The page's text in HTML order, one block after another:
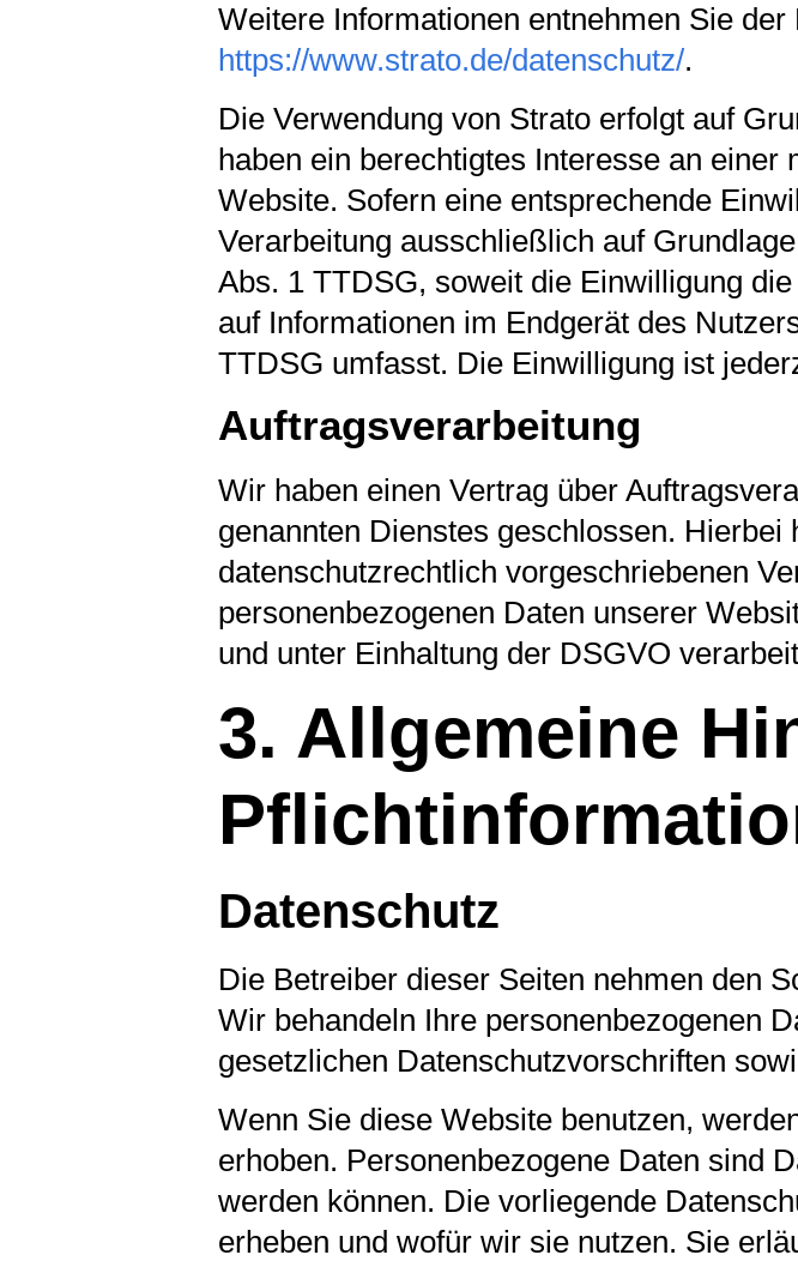
Weitere Informationen entnehmen Sie
https://www.strato.de/datenschutz/.
Die Verwendung von Strato erfolgt auf
haben ein berechtigtes Interesse an
Website. Sofern eine entsprechende
Verarbeitung ausschließlich auf
Abs. 1 TTDSG, soweit die Einwilligung
auf Informationen im Endgerät des
TTDSG umfasst. Die Einwilligung ist
Auftragsverarbeitung
Wir haben einen Vertrag über
genannten Dienstes geschlossen. Hierbei
datenschutzrechtlich vorgeschriebenen
personenbezogenen Daten unserer
und unter Einhaltung der DSGVO
3. Allgemeine
Datenschutz
Die Betreiber dieser Seiten nehmen den
Wir behandeln Ihre personenbezogenen
gesetzlichen Datenschutzvorschriften
Wenn Sie diese Website benutzen,
erhoben. Personenbezogene Daten sind
werden können. Die vorliegende
erheben und wofür wir sie nutzen. Sie